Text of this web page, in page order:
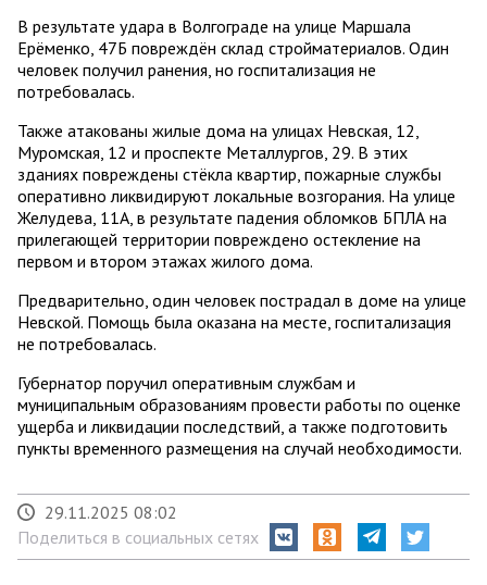
В результате удара в Волгограде на улице Маршала
Ерёменко, 47Б повреждён склад стройматериалов. Один
человек получил ранения, но госпитализация не
потребовалась.
Также атакованы жилые дома на улицах Невская, 12,
Муромская, 12 и проспекте Металлургов, 29. В этих
зданиях повреждены стёкла квартир, пожарные службы
оперативно ликвидируют локальные возгорания. На улице
Желудева, 11А, в результате падения обломков БПЛА на
прилегающей территории повреждено остекление на
первом и втором этажах жилого дома.
Предварительно, один человек пострадал в доме на улице
Невской. Помощь была оказана на месте, госпитализация
не потребовалась.
Губернатор поручил оперативным службам и
муниципальным образованиям провести работы по оценке
ущерба и ликвидации последствий, а также подготовить
пункты временного размещения на случай необходимости.
29.11.2025 08:02
Поделиться в социальных сетях